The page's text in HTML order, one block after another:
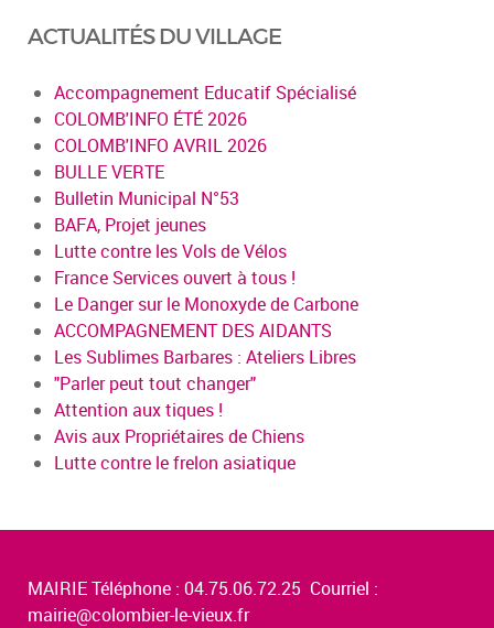
ACTUALITÉS DU VILLAGE
Accompagnement Educatif Spécialisé
COLOMB'INFO ÉTÉ 2026
COLOMB'INFO AVRIL 2026
BULLE VERTE
Bulletin Municipal N°53
BAFA, Projet jeunes
Lutte contre les Vols de Vélos
France Services ouvert à tous !
Le Danger sur le Monoxyde de Carbone
ACCOMPAGNEMENT DES AIDANTS
Les Sublimes Barbares : Ateliers Libres
"Parler peut tout changer"
Attention aux tiques !
Avis aux Propriétaires de Chiens
Lutte contre le frelon asiatique
MAIRIE Téléphone : 04.75.06.72.25 Courriel :
mairie@colombier-le-vieux.fr